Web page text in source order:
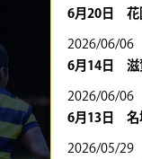
6月20日 花
2026/06/06
6月14日 滋
2026/06/06
6月13日 名
2026/05/29